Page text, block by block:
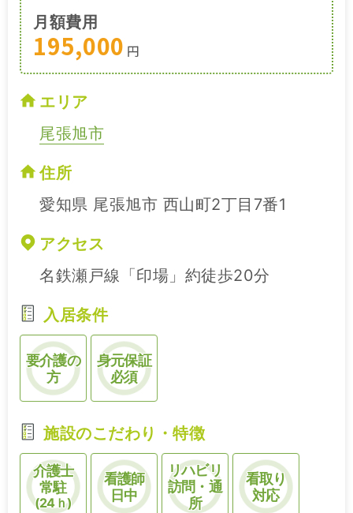
月額費用
195,000 円
エリア
尾張旭市
住所
愛知県 尾張旭市 西山町2丁目7番1
アクセス
名鉄瀬戸線「印場」約徒歩20分
入居条件
要介護の
方
身元保証
必須
施設のこだわり・特徴
介護士
常駐
(24ｈ)
看護師
日中
リハビリ
訪問・通
所
看取り
対応